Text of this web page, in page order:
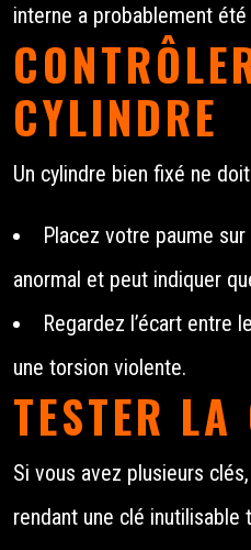
interne a probablement
CYLINDRE
Un cylindre bien fixé ne
Placez votre paume
anormal et peut indiquer
Regardez l’écart entre
une torsion violente.
TESTER LA
Si vous avez plusieurs
rendant une clé